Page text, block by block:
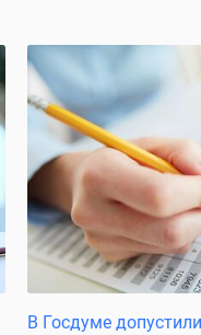
В Госдуме